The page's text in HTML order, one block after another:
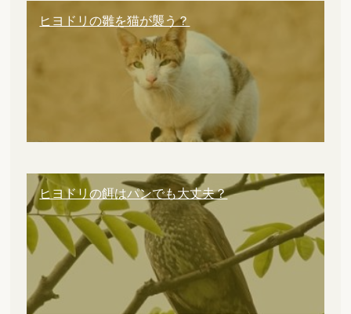
ヒヨドリの雛を猫が襲う？
ヒヨドリの餌はパンでも大丈夫？